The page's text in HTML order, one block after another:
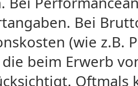
Bei
(wie z.B.
beim Erwerb
Oftmals